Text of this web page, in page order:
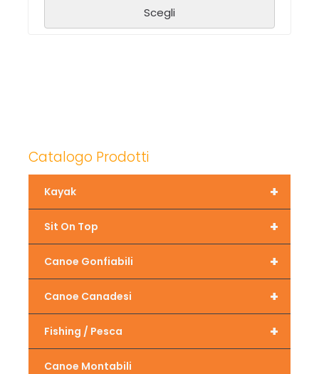
Scegli
Catalogo Prodotti
+
Kayak
+
Sit On Top
+
Canoe Gonfiabili
+
Canoe Canadesi
+
Fishing / Pesca
Canoe Montabili